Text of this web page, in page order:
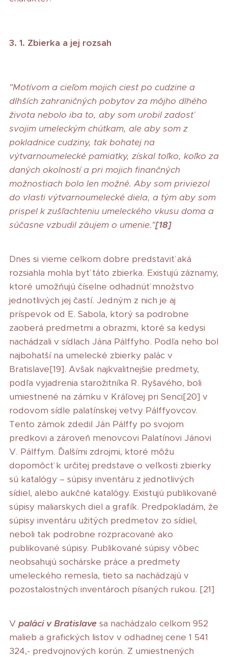
3. 1. Zbierka a jej rozsah
"Motívom a cieľom mojich ciest po cudzine a
dlhších zahraničných pobytov za môjho dlhého
života nebolo iba to, aby som urobil zadosť
svojim umeleckým chúťkam, ale aby som z
pokladnice cudziny, tak bohatej na
výtvarnoumelecké pamiatky, získal toľko, koľko za
daných okolností a pri mojich finančných
možnostiach bolo len možné. Aby som priviezol
do vlasti výtvarnoumelecké diela, a tým aby som
prispel k zušľachteniu umeleckého vkusu doma a
súčasne vzbudil záujem o umenie."[18]
Dnes si vieme celkom dobre predstaviť aká
rozsiahla mohla byť táto zbierka. Existujú záznamy,
ktoré umožňujú číselne odhadnúť množstvo
jednotlivých jej častí. Jedným z nich je aj
príspevok od E. Sabola, ktorý sa podrobne
zaoberá predmetmi a obrazmi, ktoré sa kedysi
nachádzali v sídlach Jána Pálffyho. Podľa neho bol
najbohatší na umelecké zbierky palác v
Bratislave[19]. Avšak najkvalitnejšie predmety,
podľa vyjadrenia starožitníka R. Ryšavého, boli
umiestnené na zámku v Kráľovej pri Senci[20] v
rodovom sídle palatínskej vetvy Pálffyovcov.
Tento zámok zdedil Ján Pálffy po svojom
predkovi a zároveň menovcovi Palatínovi Jánovi
V. Pálffym. Ďalšími zdrojmi, ktoré môžu
dopomôcť k určitej predstave o veľkosti zbierky
sú katalógy – súpisy inventáru z jednotlivých
sídiel, alebo aukčné katalógy. Existujú publikované
súpisy maliarskych diel a grafík. Predpokladám, že
súpisy inventáru užitých predmetov zo sídiel,
neboli tak podrobne rozpracované ako
publikované súpisy. Publikované súpisy vôbec
neobsahujú sochárske práce a predmety
umeleckého remesla, tieto sa nachádzajú v
pozostalostných inventároch písaných rukou. [21]
V paláci v Bratislave sa nachádzalo celkom 952
malieb a grafických listov v odhadnej cene 1 541
324,- predvojnových korún. Z umiestnených